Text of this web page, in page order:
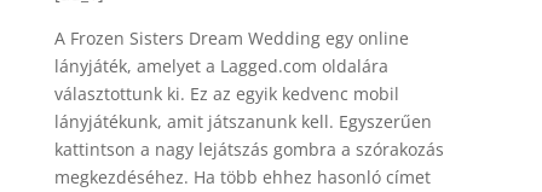
A Frozen Sisters Dream Wedding egy online
lányjáték, amelyet a Lagged.com oldalára
választottunk ki. Ez az egyik kedvenc mobil
lányjátékunk, amit játszanunk kell. Egyszerűen
kattintson a nagy lejátszás gombra a szórakozás
megkezdéséhez. Ha több ehhez hasonló címet